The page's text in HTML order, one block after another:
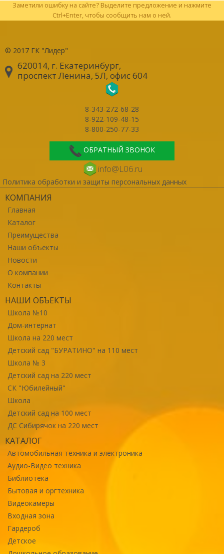
Заметили ошибку на сайте? Выделите предложение и нажмите
Ctrl+Enter, чтобы сообщить нам о ней.
© 2017 ГК "Лидер"
620014, г. Екатеринбург,
проспект Ленина, 5Л, офис 604
8-343-272-68-28
8-922-109-48-15
8-800-250-77-33
ОБРАТНЫЙ ЗВОНОК
info@L06.ru
Политика обработки и защиты персональных данных
КОМПАНИЯ
Главная
Каталог
Преимущества
Наши объекты
Новости
О компании
Контакты
НАШИ ОБЪЕКТЫ
Школа №10
Дом-интернат
Школа на 220 мест
Детский сад "БУРАТИНО" на 110 мест
Школа № 3
Детский сад на 220 мест
СК "Юбилейный"
Школа
Детский сад на 100 мест
ДС Сибирячок на 220 мест
КАТАЛОГ
Автомобильная техника и электроника
Аудио-Видео техника
Библиотека
Бытовая и оргтехника
Видеокамеры
Входная зона
Гардероб
Детское